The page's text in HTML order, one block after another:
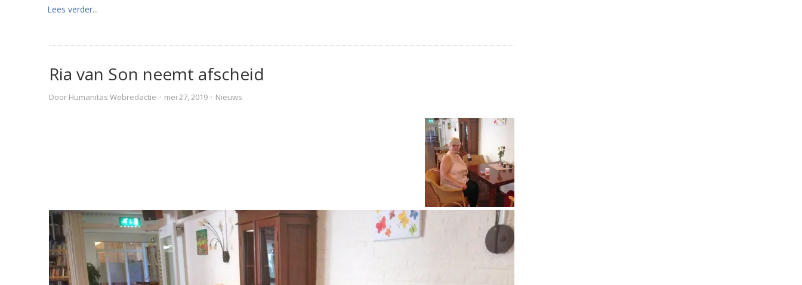
Lees verder...
Ria van Son neemt afscheid
Door Humanitas Webredactie · mei 27, 2019 · Nieuws